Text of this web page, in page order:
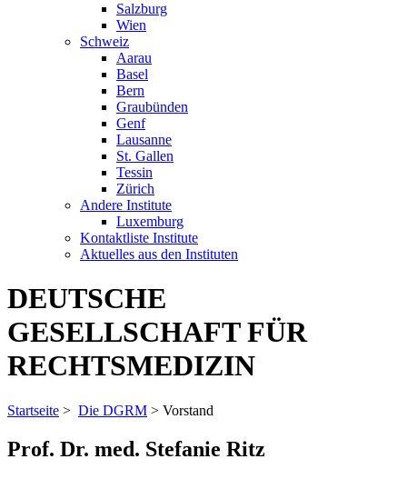
Salzburg
Wien
Schweiz
Aarau
Basel
Bern
Graubünden
Genf
Lausanne
St. Gallen
Tessin
Zürich
Andere Institute
Luxemburg
Kontaktliste Institute
Aktuelles aus den Instituten
DEUTSCHE
GESELLSCHAFT FÜR
RECHTSMEDIZIN
Startseite > Die DGRM > Vorstand
Prof. Dr. med. Stefanie Ritz